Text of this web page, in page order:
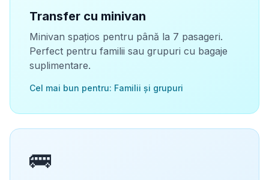
Transfer cu minivan
Minivan spațios pentru până la 7 pasageri.
Perfect pentru familii sau grupuri cu bagaje
suplimentare.
Cel mai bun pentru: Familii și grupuri
🚌